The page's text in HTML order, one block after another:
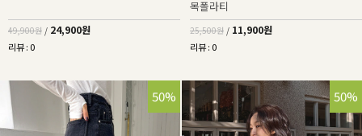
49,900원 / 24,900원
리뷰 : 0
목폴라티
25,500원 / 11,900원
리뷰 : 0
50% 50%